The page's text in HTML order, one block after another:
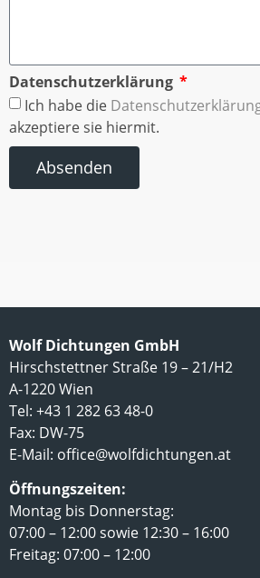
Datenschutzerklärung
Ich habe die
akzeptiere sie hiermit.
Absenden
Wolf Dichtungen GmbH
Hirschstettner Straße 19 – 21/H2
A-1220 Wien
Tel: +43 1 282 63 48-0
Fax: DW-75
E-Mail: office@wolfdichtungen.at
Öffnungszeiten:
Montag bis Donnerstag:
07:00 – 12:00 sowie 12:30 – 16:00
Freitag: 07:00 – 12:00